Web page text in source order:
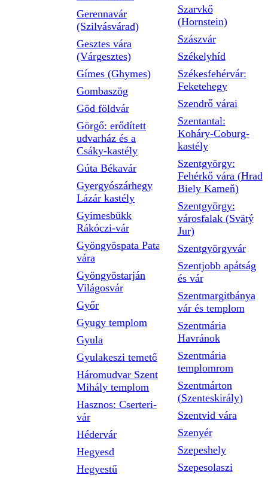
Gerennavár
(Szilvásvárad)
Gesztes vára
(Várgesztes)
Gímes (Ghymes)
Gombaszög
Göd földvár
Görgő: erődített
udvarház és a
Csáky-kastély
Gúta Békavár
Gyergyószárhegy
Lázár kastély
Gyimesbükk
Rákóczi-vár
Gyöngyöspata Pata
vára
Gyöngyöstarján
Világosvár
Győr
Gyugy templom
Gyula
Gyulakeszi temető
Háromudvar Szent
Mihály templom
Hasznos: Cserteri-
vár
Hédervár
Hegyesd
Hegyestű
Szarvkő
(Hornstein)
Szászvár
Székelyhíd
Székesfehérvár:
Feketehegy
Szendrő várai
Szentantal:
Koháry-Coburg-
kastély
Szentgyörgy:
Fehérkő vára (Hrad
Biely Kameň)
Szentgyörgy:
városfalak (Svätý
Jur)
Szentgyörgyvár
Szentjobb apátság
és vár
Szentmargitbánya
vár és templom
Szentmária
Havránok
Szentmária
templomrom
Szentmárton
(Szenteskirály)
Szentvid vára
Szenyér
Szepeshely
Szepesolaszi